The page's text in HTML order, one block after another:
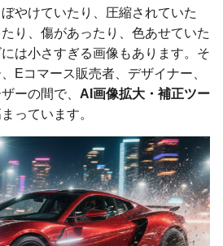
やけていたり、圧縮されていた
り、傷があったり、色あせていた
は小さすぎる画像もあります。そ
Eコマース販売者、デザイナー、
ーの間で、 AI画像拡大・補正ツー
っています。